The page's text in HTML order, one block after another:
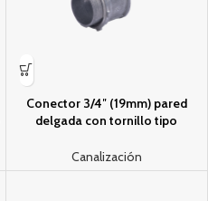
Conector 3/4″ (19mm) pared
delgada con tornillo tipo
verde
Canalización